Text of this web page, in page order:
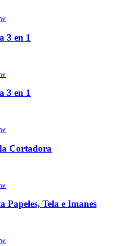
3 en 1
3 en 1
Cortadora
Papeles, Tela e Imanes